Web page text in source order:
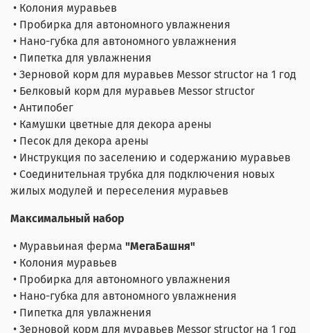
• Колония муравьев
• Пробирка для автономного увлажнения
• Нано-губка для автономного увлажнения
• Пипетка для увлажнения
• Зерновой корм для муравьев Messor structor на 1 год
• Белковый корм для муравьев Messor structor
• Антипобег
• Камушки цветные для декора арены
• Песок для декора арены
• Инструкция по заселению и содержанию муравьев
• Соединительная трубка для подключения новых
жилых модулей и переселения муравьев
Максимальный набор
• Муравьиная ферма "МегаБашня"
• Колония муравьев
• Пробирка для автономного увлажнения
• Нано-губка для автономного увлажнения
• Пипетка для увлажнения
• Зерновой корм для муравьев Messor structor на 1 год